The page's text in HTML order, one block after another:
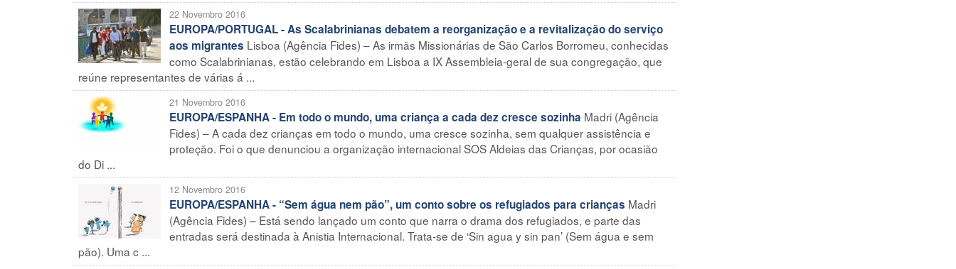
22 Novembro 2016
EUROPA/PORTUGAL - As Scalabrinianas debatem a reorganização e a revitalização do serviço
aos migrantes Lisboa (Agência Fides) – As irmãs Missionárias de São Carlos Borromeu, conhecidas
como Scalabrinianas, estão celebrando em Lisboa a IX Assembleia-geral de sua congregação, que
reúne representantes de várias á ...
21 Novembro 2016
EUROPA/ESPANHA - Em todo o mundo, uma criança a cada dez cresce sozinha Madri (Agência
Fides) – A cada dez crianças em todo o mundo, uma cresce sozinha, sem qualquer assistência e
proteção. Foi o que denunciou a organização internacional SOS Aldeias das Crianças, por ocasião
do Di ...
12 Novembro 2016
EUROPA/ESPANHA - “Sem água nem pão”, um conto sobre os refugiados para crianças Madri
(Agência Fides) – Está sendo lançado um conto que narra o drama dos refugiados, e parte das
entradas será destinada à Anistia Internacional. Trata-se de ‘Sin agua y sin pan’ (Sem água e sem
pão). Uma c ...